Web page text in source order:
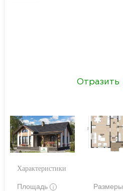
Отразить
Характеристики
Площадь i Размеры